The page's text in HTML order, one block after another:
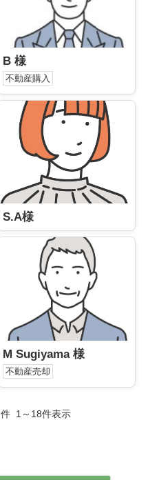
B 様
不動産購入
S.A様
M Sugiyama 様
不動産売却
件 1～18件表示